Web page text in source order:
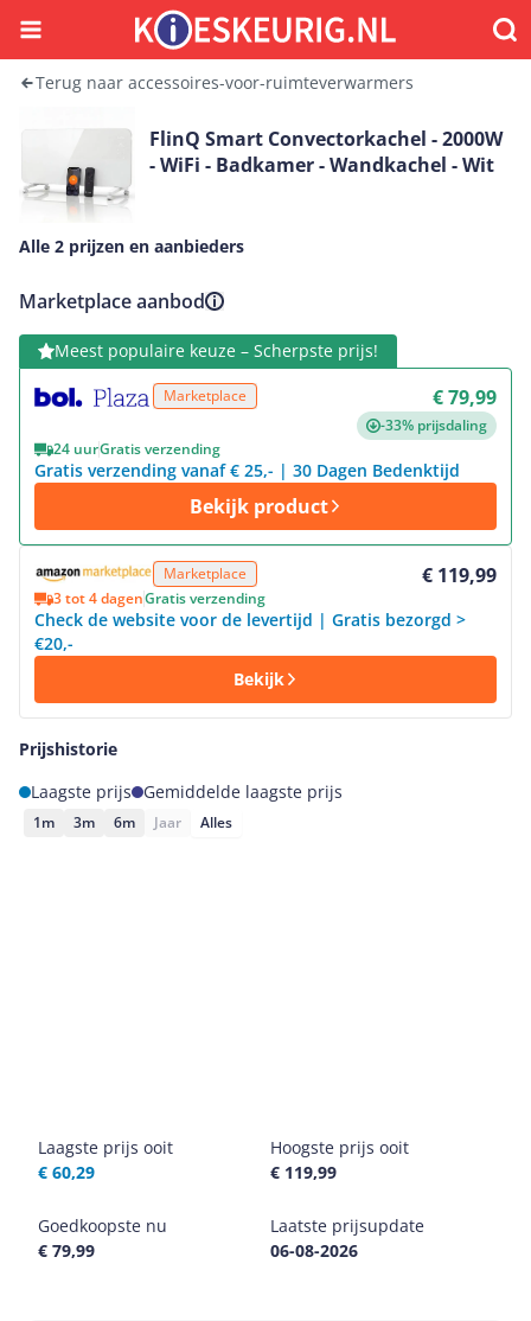
Menu
Terug naar accessoires-voor-ruimteverwarmers
FlinQ Smart Convectorkachel - 2000W
- WiFi - Badkamer - Wandkachel - Wit
Alle 2 prijzen en aanbieders
Marketplace aanbod
Meest populaire keuze – Scherpste prijs!
Marketplace € 79,99
-33% prijsdaling
24 uurGratis verzending
Gratis verzending vanaf € 25,- | 30 Dagen Bedenktijd
Bekijk product
Bekijk product
Marketplace € 119,99
3 tot 4 dagenGratis verzending
Check de website voor de levertijd | Gratis bezorgd >
€20,-
Bekijk
Bekijk product
Prijshistorie
Laagste prijs
Gemiddelde laagste prijs
1m 3m 6m Jaar Alles
Laagste prijs ooit
€ 60,29
Hoogste prijs ooit
€ 119,99
Goedkoopste nu
€ 79,99
Laatste prijsupdate
06-08-2026